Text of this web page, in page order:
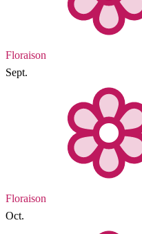
Floraison
Sept.
Floraison
Oct.